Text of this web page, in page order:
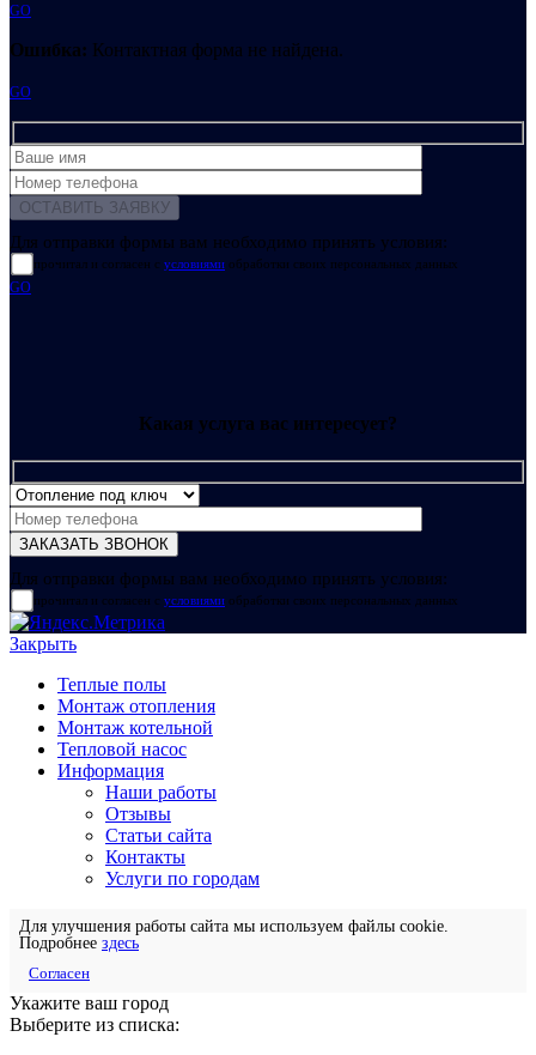
GO
Ошибка: Контактная форма не найдена.
GO
Для отправки формы вам необходимо принять условия:
прочитал и согласен с условиями обработки своих персональных данных
GO
Какая услуга вас интересует?
Для отправки формы вам необходимо принять условия:
прочитал и согласен с условиями обработки своих персональных данных
Закрыть
Теплые полы
Монтаж отопления
Монтаж котельной
Тепловой насос
Информация
Наши работы
Отзывы
Статьи сайта
Контакты
Услуги по городам
Для улучшения работы сайта мы используем файлы cookie.
Подробнее здесь
Согласен
Укажите ваш город
Выберите из списка: